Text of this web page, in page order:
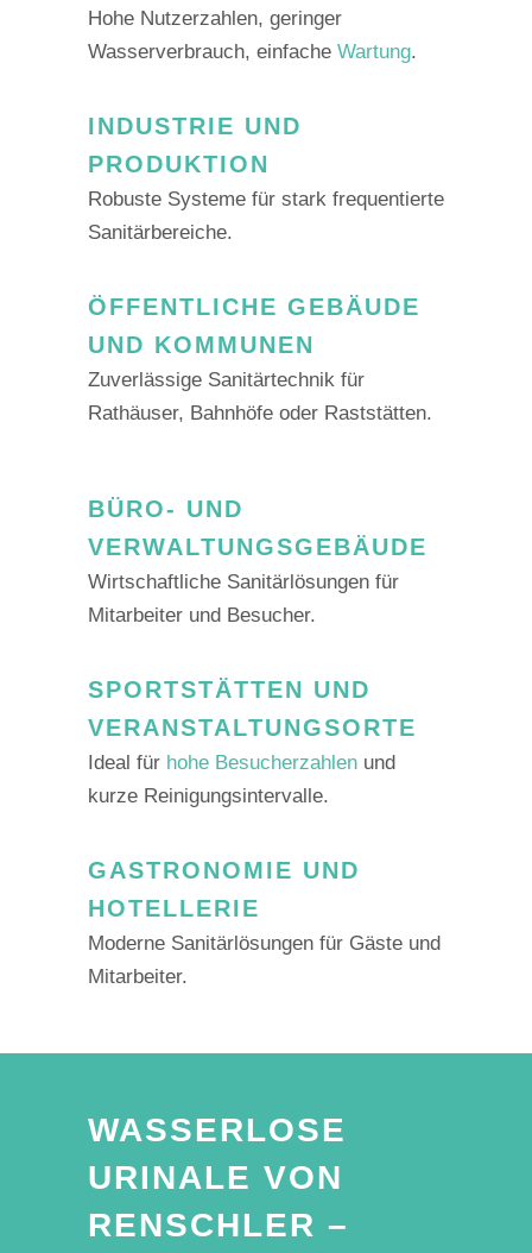
Hohe Nutzerzahlen, geringer
Wasserverbrauch, einfache Wartung.
INDUSTRIE UND
PRODUKTION
Robuste Systeme für stark frequentierte
Sanitärbereiche.
ÖFFENTLICHE GEBÄUDE
UND KOMMUNEN
Zuverlässige Sanitärtechnik für
Rathäuser, Bahnhöfe oder Raststätten.
BÜRO- UND
VERWALTUNGSGEBÄUDE
Wirtschaftliche Sanitärlösungen für
Mitarbeiter und Besucher.
SPORTSTÄTTEN UND
VERANSTALTUNGSORTE
Ideal für hohe Besucherzahlen und
kurze Reinigungsintervalle.
GASTRONOMIE UND
HOTELLERIE
Moderne Sanitärlösungen für Gäste und
Mitarbeiter.
WASSERLOSE
URINALE VON
RENSCHLER –